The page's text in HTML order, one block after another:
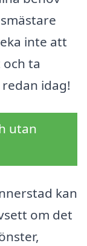
inte att
ta
idag!
utan
kan
om det